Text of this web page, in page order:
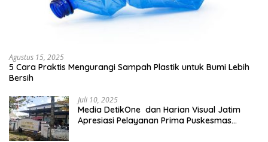
Agustus 15, 2025
5 Cara Praktis Mengurangi Sampah Plastik untuk Bumi Lebih
Bersih
Juli 10, 2025
Media DetikOne dan Harian Visual Jatim
Apresiasi Pelayanan Prima Puskesmas